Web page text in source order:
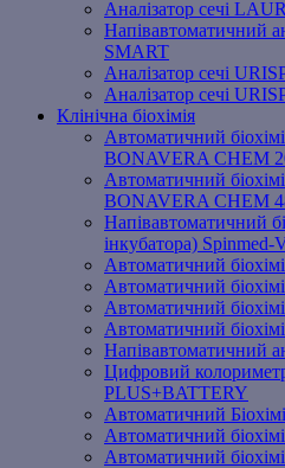
Аналізатор сечі
Напівавтоматичний
SMART
Аналізатор сечі
Аналізатор сечі
Клінічна біохімія
Автоматичний
BONAVERA CHEM
Автоматичний
BONAVERA CHEM
Напівавтоматичний
інкубатора)
Автоматичний
Автоматичний
Автоматичний
Автоматичний
Напівавтоматичний
Цифровий
PLUS+BATTERY
Автоматичний
Автоматичний
Автоматичний